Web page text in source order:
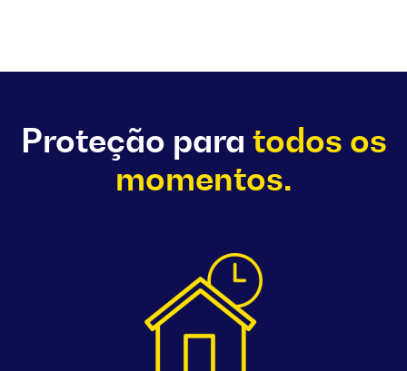
Proteção para todos os
momentos.